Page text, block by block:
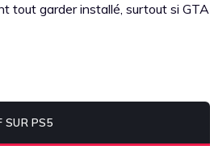
tout garder installé, surtout si GTA
SUR PS5